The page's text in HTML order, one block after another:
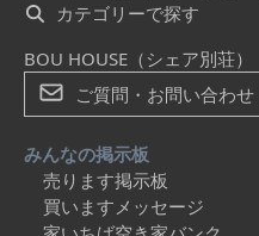
カテゴリーで探す
BOU HOUSE（シェア別荘）
ご質問・お問い合わせ
みんなの掲示板
売ります掲示板
買いますメッセージ